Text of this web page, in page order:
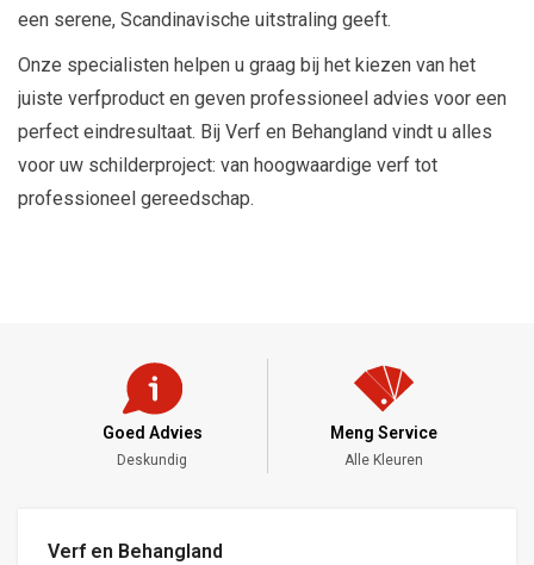
een serene, Scandinavische uitstraling geeft.
Onze specialisten helpen u graag bij het kiezen van het
juiste verfproduct en geven professioneel advies voor een
perfect eindresultaat. Bij Verf en Behangland vindt u alles
voor uw schilderproject: van hoogwaardige verf tot
professioneel gereedschap.
Goed Advies
Deskundig
Meng Service
Alle Kleuren
Verf en Behangland